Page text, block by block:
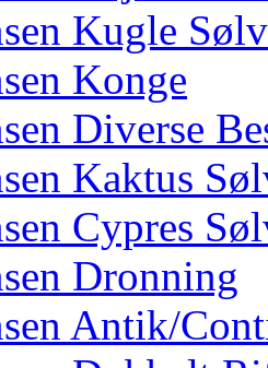
Kugle Sølv
Konge
Diverse
Kaktus
Cypres
Dronning
Antik/